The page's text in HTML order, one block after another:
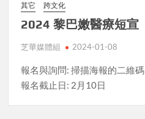
其它 跨文化
2024 黎巴嫩醫療短宣
芝華媒體組 2024-01-08
報名與詢問: 掃描海報的二維碼
報名截止日: 2月10日